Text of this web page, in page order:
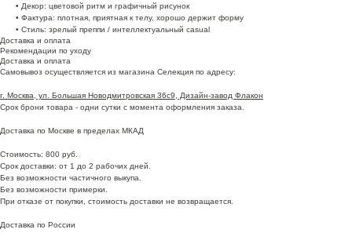
• Декор: цветовой ритм и графичный рисунок
• Фактура: плотная, приятная к телу, хорошо держит форму
• Стиль: зрелый преппи / интеллектуальный casual
Доставка и оплата
Рекомендации по уходу
Доставка и оплата
Самовывоз осуществляется из магазина Селекция по адресу:
г. Москва, ул. Большая Новодмитровская 36с9, Дизайн-завод Флакон
Срок брони товара - одни сутки с момента оформления заказа.
Доставка по Москве в пределах МКАД
Стоимость: 800 руб.
Срок доставки: от 1 до 2 рабочих дней.
Без возможности частичного выкупа.
Без возможности примерки.
При отказе от покупки, стоимость доставки не возвращается.
Доставка по России